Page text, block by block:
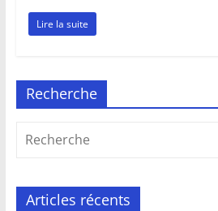
Lire la suite
Recherche
Articles récents